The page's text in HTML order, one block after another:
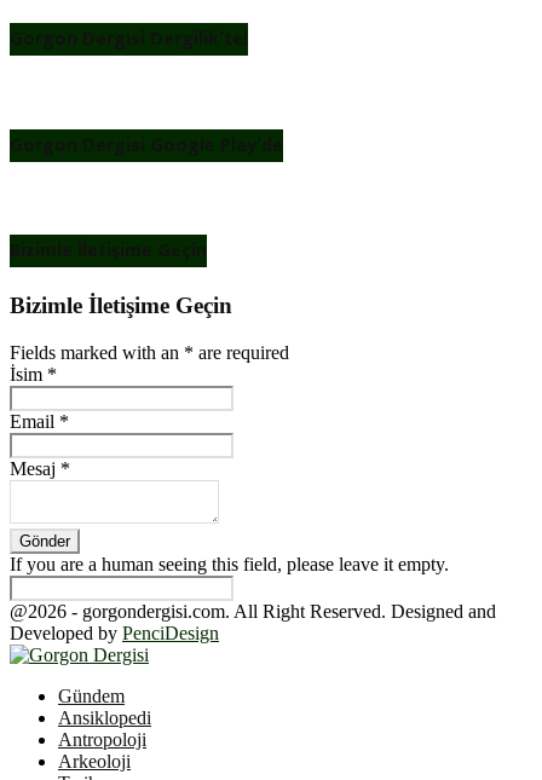
Gorgon Dergisi Dergilik’te!
Gorgon Dergisi Google Play’de
Bizimle İletişime Geçin
Bizimle İletişime Geçin
Fields marked with an * are required
İsim *
Email *
Mesaj *
If you are a human seeing this field, please leave it empty.
@2026 - gorgondergisi.com. All Right Reserved. Designed and
Developed by PenciDesign
Gündem
Ansiklopedi
Antropoloji
Arkeoloji